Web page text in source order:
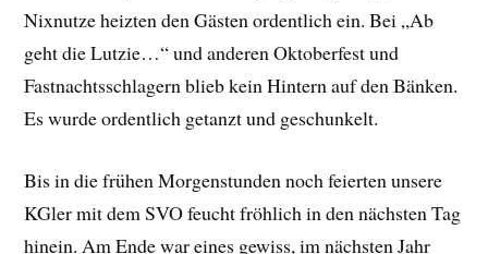
Nixnutze heizten den Gästen ordentlich ein. Bei „Ab
geht die Lutzie…“ und anderen Oktoberfest und
Fastnachtsschlagern blieb kein Hintern auf den Bänken.
Es wurde ordentlich getanzt und geschunkelt.
Bis in die frühen Morgenstunden noch feierten unsere
KGler mit dem SVO feucht fröhlich in den nächsten Tag
hinein. Am Ende war eines gewiss, im nächsten Jahr